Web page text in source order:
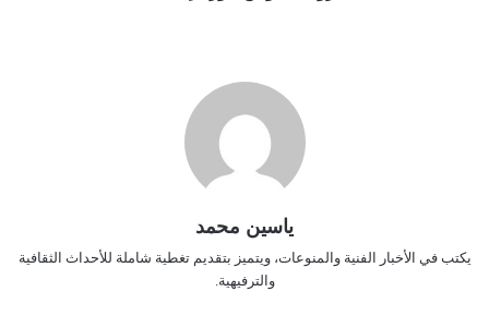
ياسين محمد
يكتب في الأخبار الفنية والمنوعات، ويتميز بتقديم تغطية شاملة للأحداث الثقافية
والترفيهية.